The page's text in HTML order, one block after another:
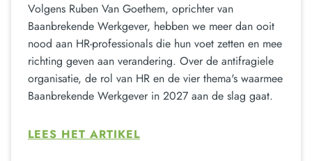
Volgens Ruben Van Goethem, oprichter van
Baanbrekende Werkgever, hebben we meer dan ooit
nood aan HR-professionals die hun voet zetten en mee
richting geven aan verandering. Over de antifragiele
organisatie, de rol van HR en de vier thema's waarmee
Baanbrekende Werkgever in 2027 aan de slag gaat.
LEES HET ARTIKEL